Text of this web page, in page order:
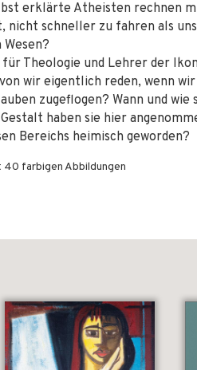
erklärte Atheisten rechnen
schneller zu fahren als
Theologie und Lehrer der
wir eigentlich reden, wenn
zugeflogen? Wann und wie
haben sie hier
Bereichs heimisch geworden?
40 farbigen Abbildungen